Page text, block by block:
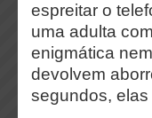
espreitar o
uma adulta
enigmática
devolvem
segundos,